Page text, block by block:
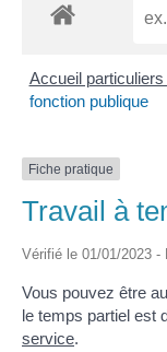
Accueil particuliers
fonction publique
Fiche pratique
Travail à
Vérifié le 01/01/2023 -
Vous pouvez être
le temps partiel est
service.